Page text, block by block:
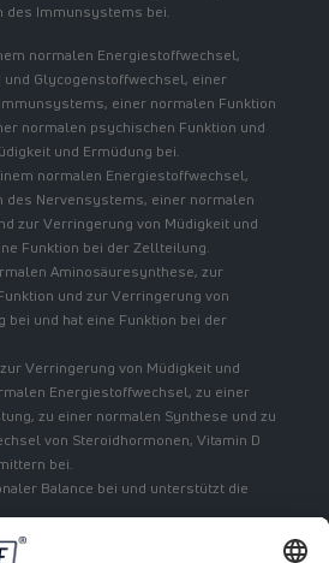
des Immunsystems bei.
normalen Energiestoffwechsel,
und Glycogenstoffwechsel, einer
einer normalen Funktion
normalen psychischen Funktion und
und Ermüdung bei.
normalen Energiestoffwechsel,
des Nervensystems, einer normalen
zur Verringerung von Müdigkeit und
Funktion bei der Zellteilung.
Aminosäuresynthese, zur
und zur Verringerung von
bei und hat eine Funktion bei der
Verringerung von Müdigkeit und
Energiestoffwechsel, zu einer
zu einer normalen Synthese und zu
von Steroidhormonen, Vitamin D
bei.
Balance bei und unterstützt die